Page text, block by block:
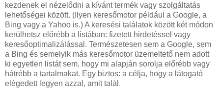
kezdenek el nézelődni a kívánt termék vagy szolgáltatás
lehetőségei között. (Ilyen keresőmotor például a Google, a
Bing vagy a Yahoo is.) A keresési találatok között két módon
kerülhetsz előrébb a listában: fizetett hirdetéssel vagy
keresőoptimalizálással. Természetesen sem a Google, sem
a Bing és semelyik más keresőmotor üzemeltető nem adott
ki egyetlen listát sem, hogy mi alapján sorolja előrébb vagy
hátrébb a tartalmakat. Egy biztos: a célja, hogy a látogató
elégedett legyen azzal, amit talál.